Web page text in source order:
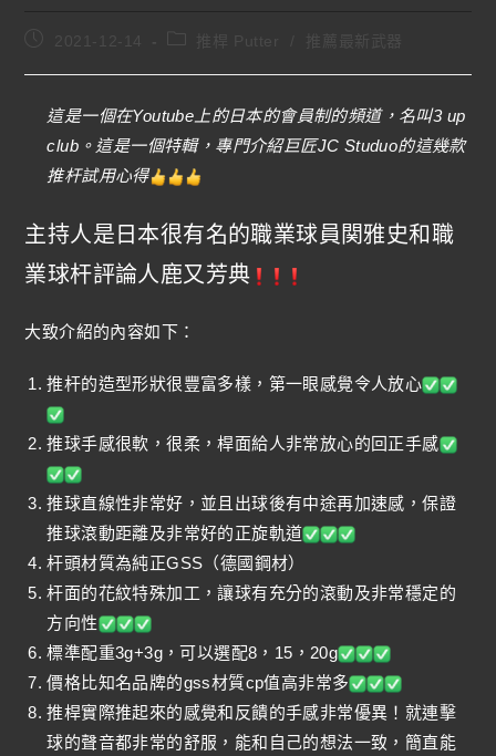
2021-12-14
這是一個在Youtube上的日本的會員制的頻道，名叫3 up
club。這是一個特輯，專門介紹巨匠JC Studuo的這幾款
推杆試用心得
主持人是日本很有名的職業球員関雅史和職
業球杆評論人鹿又芳典
大致介紹的內容如下：
推杆的造型形狀很豐富多樣，第一眼感覺令人放心
推球手感很軟，很柔，桿面給人非常放心的回正手感
推球直線性非常好，並且出球後有中途再加速感，保證
推球滾動距離及非常好的正旋軌道
杆頭材質為純正GSS（德國鋼材）
杆面的花紋特殊加工，讓球有充分的滾動及非常穩定的
方向性
標準配重3g+3g，可以選配8，15，20g
價格比知名品牌的gss材質cp值高非常多
推桿實際推起來的感覺和反饋的手感非常優異！就連擊
球的聲音都非常的舒服，能和自己的想法一致，簡直能